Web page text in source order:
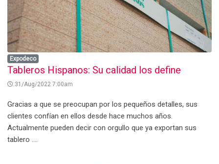
Expodeco
Tableros Hispanos: Su calidad los define
:31/Aug/2022 7:00am
Gracias a que se preocupan por los pequeños detalles, sus
clientes confían en ellos desde hace muchos años.
Actualmente pueden decir con orgullo que ya exportan sus
tablero ....